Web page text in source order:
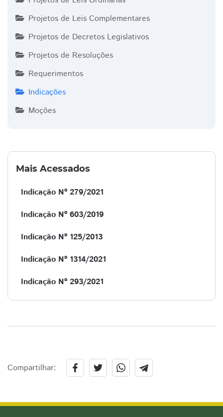
Projetos de Leis Complementares
Projetos de Decretos Legislativos
Projetos de Resoluções
Requerimentos
Indicações
Moções
Mais Acessados
Indicação Nº 279/2021
Indicação Nº 603/2019
Indicação Nº 125/2013
Indicação Nº 1314/2021
Indicação Nº 293/2021
Compartilhar: